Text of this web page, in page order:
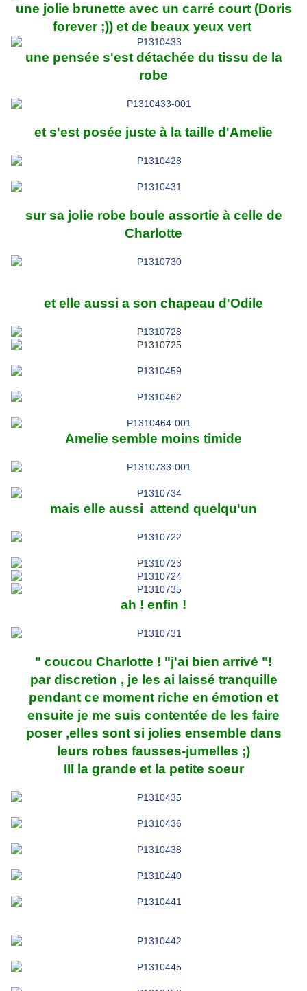
une jolie brunette avec un carré court (Doris
forever ;)) et de beaux yeux vert
une pensée s'est détachée du tissu de la
robe
et s'est posée juste à la taille d'Amelie
sur sa jolie robe boule assortie à celle de
Charlotte
et elle aussi a son chapeau d'Odile
Amelie semble moins timide
mais elle aussi attend quelqu'un
ah ! enfin !
" coucou Charlotte ! "j'ai bien arrivé "!
par discretion , je les ai laissé tranquille
pendant ce moment riche en émotion et
ensuite je me suis contentée de les faire
poser ,elles sont si jolies ensemble dans
leurs robes fausses-jumelles ;)
III la grande et la petite soeur